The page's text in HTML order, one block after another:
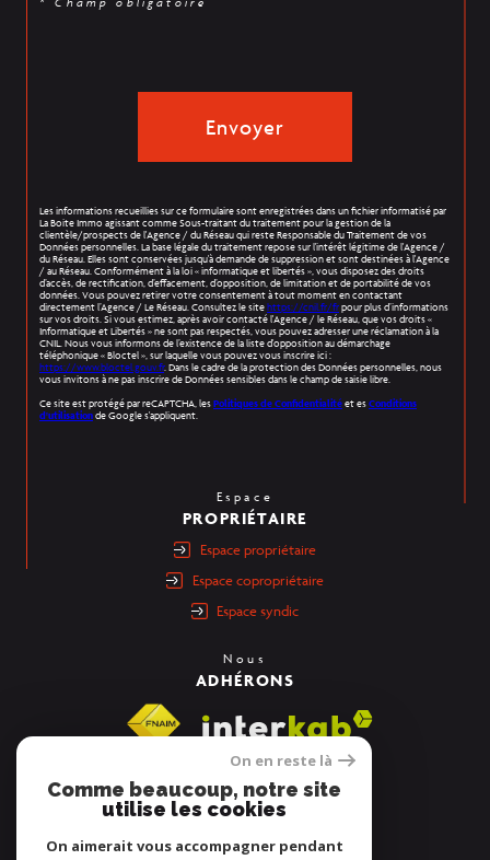
Envoyer
Les informations recueillies sur ce formulaire sont enregistrées dans un fichier informatisé par
La Boite Immo agissant comme Sous-traitant du traitement pour la gestion de la
clientèle/prospects de l'Agence / du Réseau qui reste Responsable du Traitement de vos
Données personnelles. La base légale du traitement repose sur l'intérêt légitime de l'Agence /
du Réseau. Elles sont conservées jusqu'à demande de suppression et sont destinées à l'Agence
/ au Réseau. Conformément à la loi « informatique et libertés », vous disposez des droits
d’accès, de rectification, d’effacement, d’opposition, de limitation et de portabilité de vos
données. Vous pouvez retirer votre consentement à tout moment en contactant
directement l’Agence / Le Réseau. Consultez le sitehttps://cnil.fr/frpour plus d’informations
sur vos droits. Si vous estimez, après avoir contacté l'Agence / le Réseau, que vos droits «
Informatique et Libertés » ne sont pas respectés, vous pouvez adresser une réclamation à la
CNIL. Nous vous informons de l’existence de la liste d'opposition au démarchage
téléphonique « Bloctel », sur laquelle vous pouvez vous inscrire ici :
https://www.bloctel.gouv.fr. Dans le cadre de la protection des Données personnelles, nous
vous invitons à ne pas inscrire de Données sensibles dans le champ de saisie libre.
Ce site est protégé par reCAPTCHA, lesPolitiques de Confidentialitéet esConditions
d'utilisationde Google s'appliquent.
Espace
PROPRIÉTAIRE
espace propriétaire
espace copropriétaire
espace syndic
Nous
ADHÉRONS
On en reste là
Comme beaucoup, notre site
utilise les cookies
On aimerait vous accompagner pendant